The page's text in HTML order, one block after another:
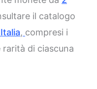
il catalogo
, compresi i
di ciascuna